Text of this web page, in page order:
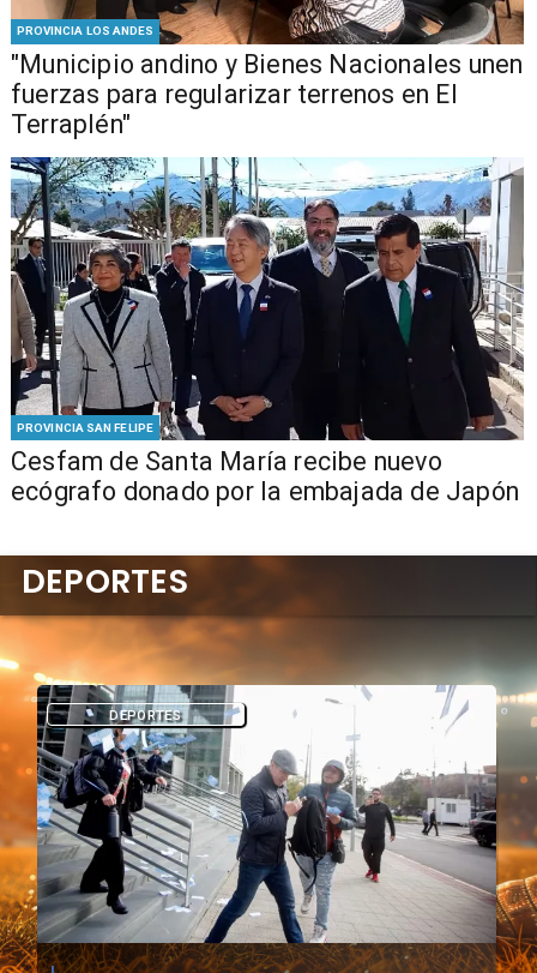
PROVINCIA LOS ANDES
"Municipio andino y Bienes Nacionales unen
fuerzas para regularizar terrenos en El
Terraplén"
PROVINCIA SAN FELIPE
Cesfam de Santa María recibe nuevo
ecógrafo donado por la embajada de Japón
DEPORTES
DEPORTES